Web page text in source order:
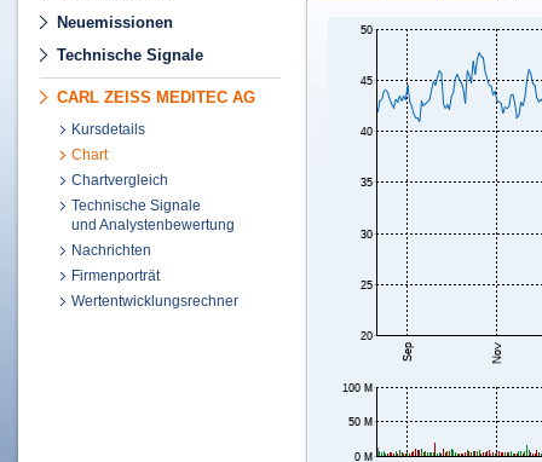
Neuemissionen
Technische Signale
CARL ZEISS MEDITEC AG
Kursdetails
Chart
Chartvergleich
Technische Signale
und Analystenbewertung
Nachrichten
Firmenporträt
Wertentwicklungsrechner